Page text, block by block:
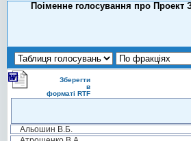
Поіменне голосування про Проект
Зберегти
в
форматі RTF
Альошин В.Б.